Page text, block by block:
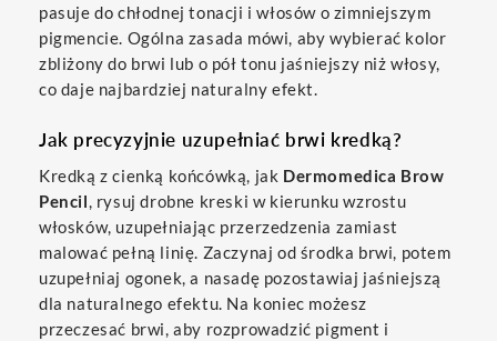
pasuje do chłodnej tonacji i włosów o zimniejszym
pigmencie. Ogólna zasada mówi, aby wybierać kolor
zbliżony do brwi lub o pół tonu jaśniejszy niż włosy,
co daje najbardziej naturalny efekt.
Jak precyzyjnie uzupełniać brwi kredką?
Kredką z cienką końcówką, jak Dermomedica Brow
Pencil, rysuj drobne kreski w kierunku wzrostu
włosków, uzupełniając przerzedzenia zamiast
malować pełną linię. Zaczynaj od środka brwi, potem
uzupełniaj ogonek, a nasadę pozostawiaj jaśniejszą
dla naturalnego efektu. Na koniec możesz
przeczesać brwi, aby rozprowadzić pigment i